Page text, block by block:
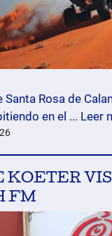
Santa Rosa de
en el ... Leer
KOETER
FM